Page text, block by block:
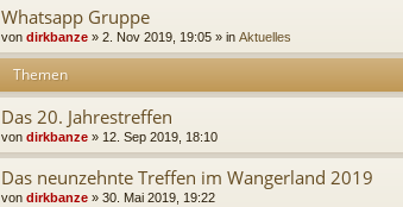
Whatsapp Gruppe
von dirkbanze » 2. Nov 2019, 19:05 » in Aktuelles
Themen
Das 20. Jahrestreffen
von dirkbanze » 12. Sep 2019, 18:10
Das neunzehnte Treffen im Wangerland 2019
von dirkbanze » 30. Mai 2019, 19:22